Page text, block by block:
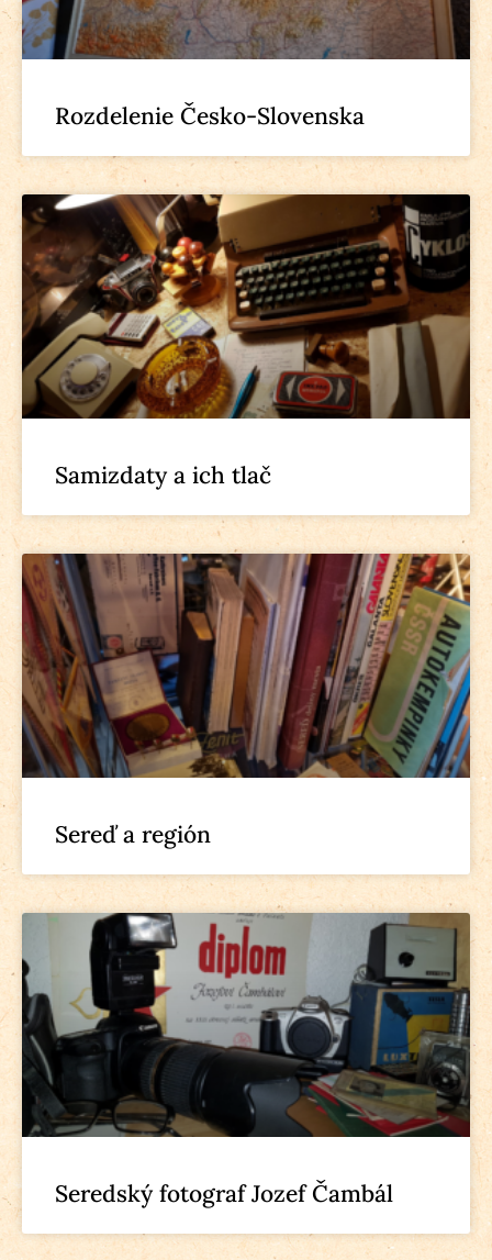
Rozdelenie Česko-Slovenska
Samizdaty a ich tlač
Sereď a región
Seredský fotograf Jozef Čambál